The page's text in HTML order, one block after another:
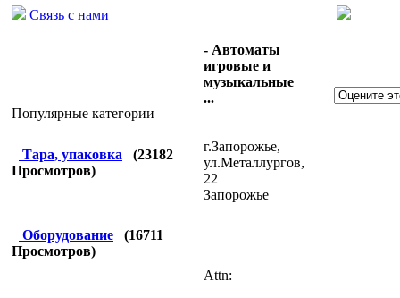
Связь с нами
Популярные категории
Тара, упаковка (23182
Просмотров)
Оборудование (16711
Просмотров)
- Автоматы
игровые и
музыкальные
...
г.Запорожье,
ул.Металлургов,
22
Запорожье
Attn: